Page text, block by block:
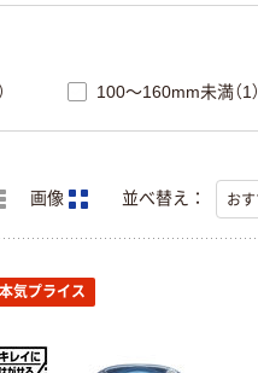
100～160mm未満（1）
画像 並べ替え：
本気プライス